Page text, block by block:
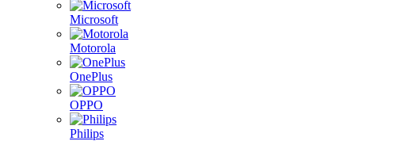
Microsoft
Motorola
OnePlus
OPPO
Philips